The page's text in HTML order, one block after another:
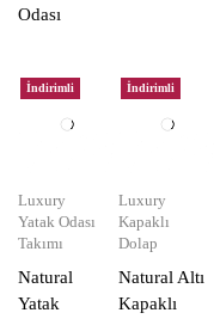
Odası
İndirimli
Luxury
Yatak Odası
Takımı
Natural
Yatak
İndirimli
Luxury
Kapaklı
Dolap
Natural Altı
Kapaklı